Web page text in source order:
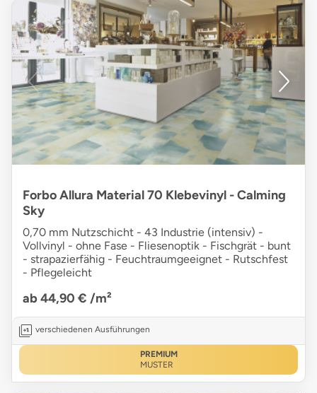
Forbo Allura Material 70 Klebevinyl - Calming
Sky
0,70 mm Nutzschicht - 43 Industrie (intensiv) -
Vollvinyl - ohne Fase - Fliesenoptik - Fischgrät - bunt
- strapazierfähig - Feuchtraumgeeignet - Rutschfest
- Pflegeleicht
ab 44,90 € /m²
verschiedenen Ausführungen
PREMIUM
MUSTER